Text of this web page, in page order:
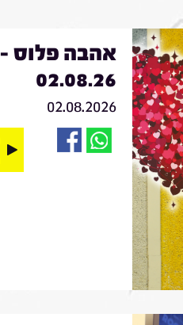
אהבה פלוס -
02.08.26
02.08.2026